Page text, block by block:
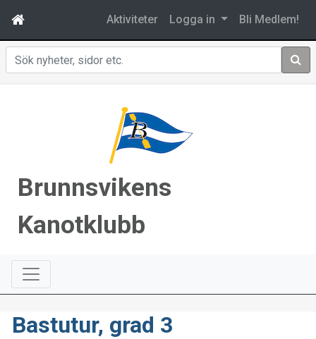
Aktiviteter Logga in Bli Medlem!
Sök
Brunnsvikens
Kanotklubb
Bastutur, grad 3